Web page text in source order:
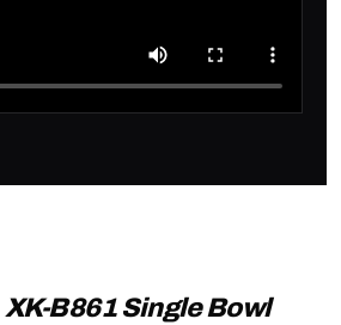
XK-B861 Single Bowl